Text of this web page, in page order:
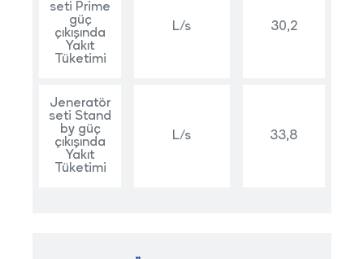
seti Prime
güç
çıkışında
Yakıt
Tüketimi
L/s 30,2
Jeneratör
seti Stand
by güç
çıkışında
Yakıt
Tüketimi
L/s 33,8